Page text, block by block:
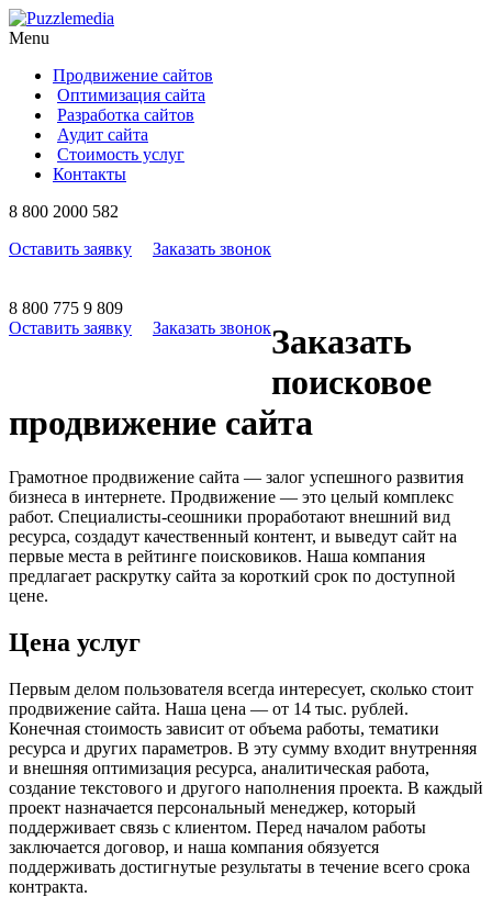
Menu
Продвижение сайтов
Оптимизация сайта
Разработка сайтов
Аудит сайта
Стоимость услуг
Контакты
8 800 2000 582
Оставить заявку
Заказать звонок
8 800 775 9 809
Оставить заявку
Заказать звонокЗаказать
поисковое
продвижение сайта
Грамотное продвижение сайта — залог успешного развития
бизнеса в интернете. Продвижение — это целый комплекс
работ. Специалисты-сеошники проработают внешний вид
ресурса, создадут качественный контент, и выведут сайт на
первые места в рейтинге поисковиков. Наша компания
предлагает раскрутку сайта за короткий срок по доступной
цене.
Цена услуг
Первым делом пользователя всегда интересует, сколько стоит
продвижение сайта. Наша цена — от 14 тыс. рублей.
Конечная стоимость зависит от объема работы, тематики
ресурса и других параметров. В эту сумму входит внутренняя
и внешняя оптимизация ресурса, аналитическая работа,
создание текстового и другого наполнения проекта. В каждый
проект назначается персональный менеджер, который
поддерживает связь с клиентом. Перед началом работы
заключается договор, и наша компания обязуется
поддерживать достигнутые результаты в течение всего срока
контракта.